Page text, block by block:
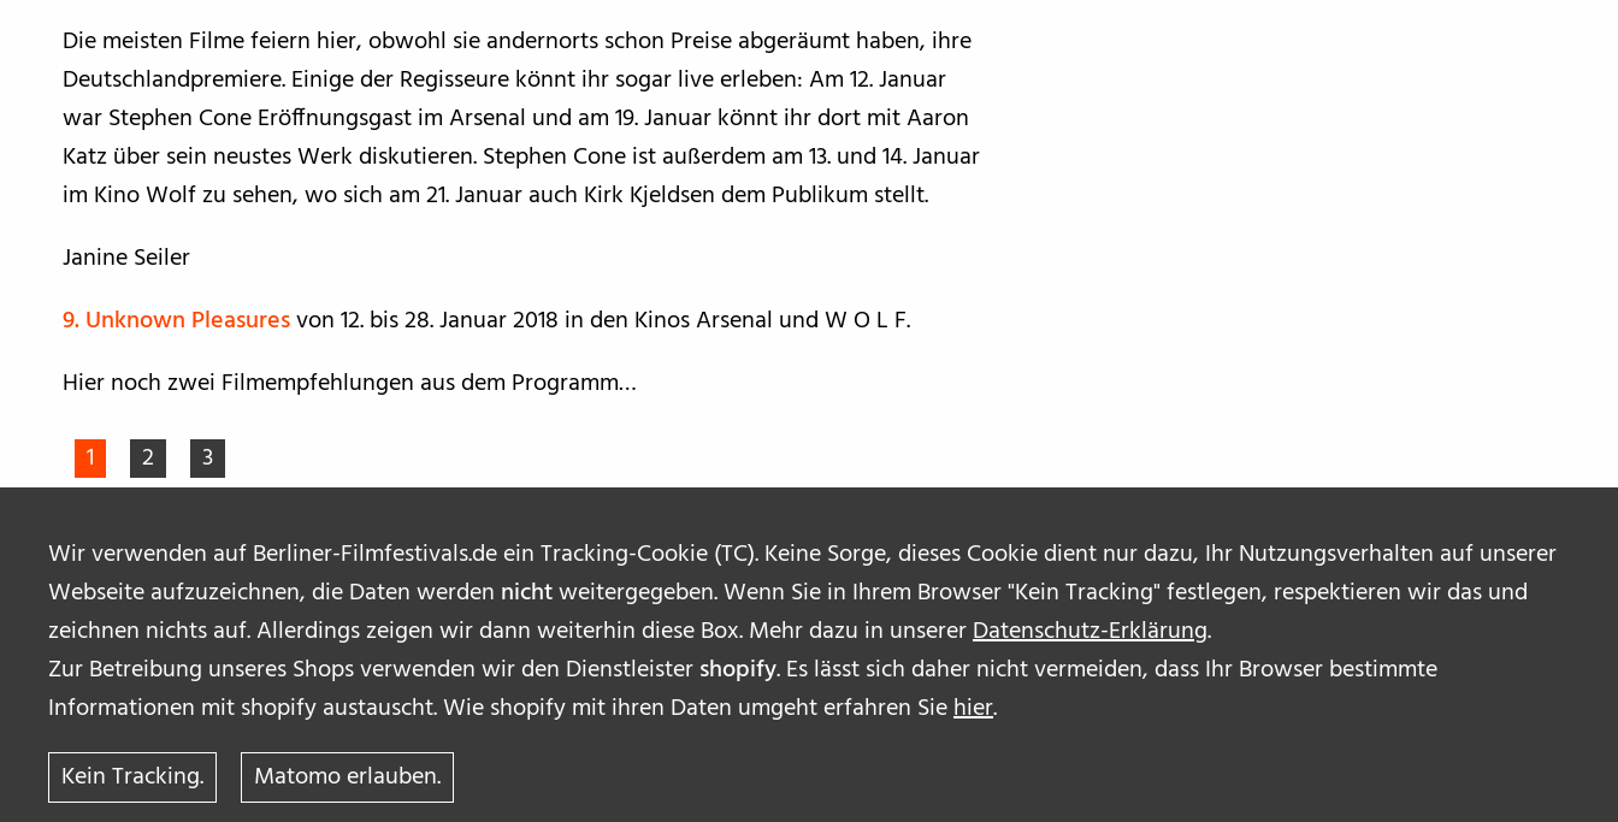
Wir verwenden auf Berliner-Filmfestivals.de ein Tracking-Cookie (TC). Keine Sorge, dieses Cookie dient nur dazu, Ihr Nutzungsverhalten auf unserer
Webseite aufzuzeichnen, die Daten werden nichtweitergegeben. Wenn Sie in Ihrem Browser "Kein Tracking" festlegen, respektieren wir das und
zeichnen nichts auf. Allerdings zeigen wir dann weiterhin diese Box. Mehr dazu in unsererDatenschutz-Erklärung.
Zur Betreibung unseres Shops verwenden wir den Dienstleistershopify. Es lässt sich daher nicht vermeiden, dass Ihr Browser bestimmte
Informationen mit shopify austauscht. Wie shopify mit ihren Daten umgeht erfahren Siehier.
Kein Tracking.
Matomo erlauben.
Die meisten Filme feiern hier, obwohl sie andernorts schon Preise abgeräumt haben, ihre
Deutschlandpremiere. Einige der Regisseure könnt ihr sogar live erleben: Am 12. Januar
war Stephen Cone Eröffnungsgast im Arsenal und am 19. Januar könnt ihr dort mit Aaron
Katz über sein neustes Werk diskutieren. Stephen Cone ist außerdem am 13. und 14. Januar
im Kino Wolf zu sehen, wo sich am 21. Januar auch Kirk Kjeldsen dem Publikum stellt.
Janine Seiler
9. Unknown Pleasuresvon 12. bis 28. Januar 2018 in den Kinos Arsenal und W O L F.
Hier noch zwei Filmempfehlungen aus dem Programm…
1
2 3
ÜBER UNS